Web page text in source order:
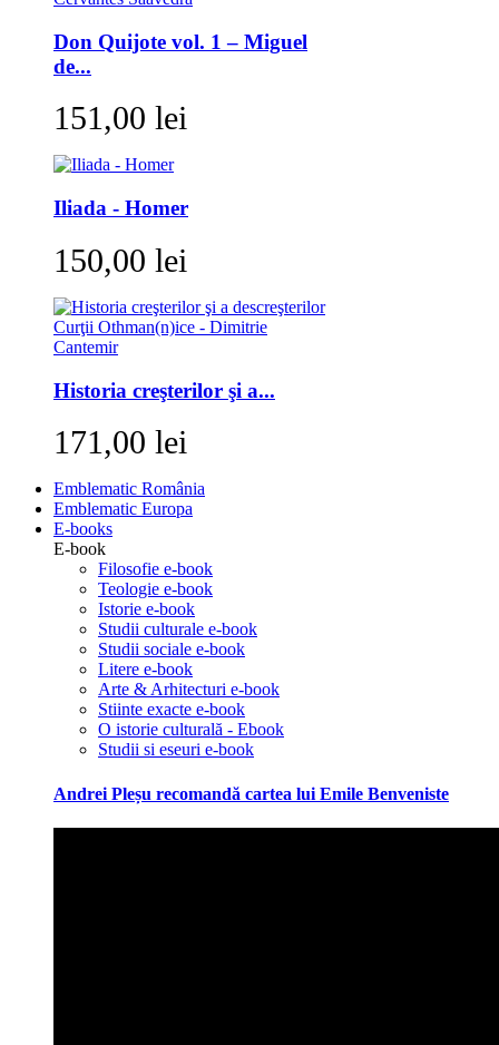
Don Quijote vol. 1 – Miguel
de...
151,00 lei
Iliada - Homer
150,00 lei
Historia creşterilor şi a...
171,00 lei
Emblematic România
Emblematic Europa
E-books
E-book
Filosofie e-book
Teologie e-book
Istorie e-book
Studii culturale e-book
Studii sociale e-book
Litere e-book
Arte & Arhitecturi e-book
Stiinte exacte e-book
O istorie culturală - Ebook
Studii si eseuri e-book
Andrei Pleșu recomandă cartea lui Emile Benveniste